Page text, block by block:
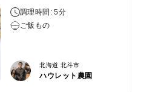
調理時間: 5分
ご飯もの
北海道 北斗市
ハウレット農園